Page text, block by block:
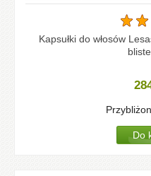
Kapsułki do włosów